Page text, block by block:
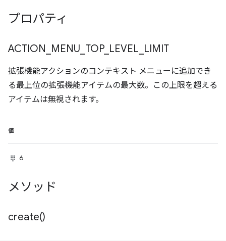
プロパティ
ACTION MENU TOP_ LEVEL LIMIT
拡張機能アクションのコンテキスト メニューに追加でき
る最上位の拡張機能アイテムの最大数。この上限を超える
アイテムは無視されます。
値
6
メソッド
create()